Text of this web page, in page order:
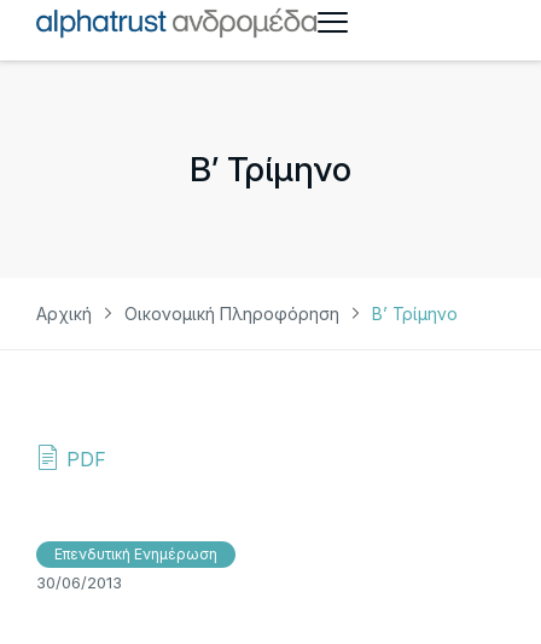
Β’ Τρίμηνο
Αρχική Οικονομική Πληροφόρηση Β’ Τρίμηνο
PDF
Επενδυτική Ενημέρωση
30/06/2013